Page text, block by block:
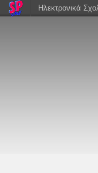
Ηλεκτρονικά